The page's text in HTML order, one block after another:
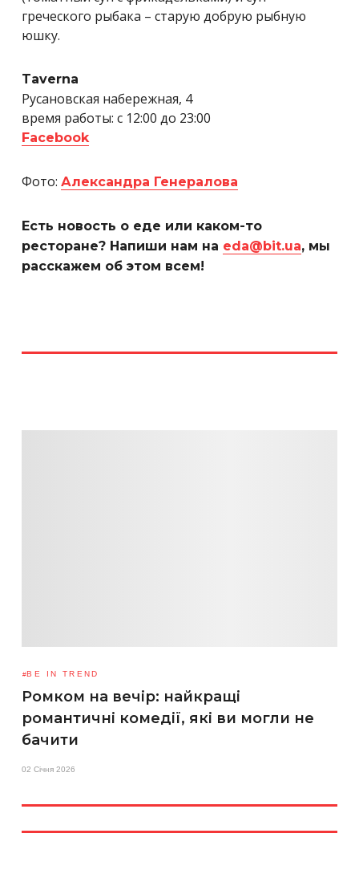
греческого рыбака – старую добрую рыбную
юшку.
Taverna
Русановская набережная, 4
время работы: с 12:00 до 23:00
Facebook
Фото: Александра Генералова
Есть новость о еде или каком-то
ресторане? Напиши нам на eda@bit.ua, мы
расскажем об этом всем!
BE IN TREND
Ромком на вечір: найкращі
романтичні комедії, які ви могли не
бачити
02 Січня 2026